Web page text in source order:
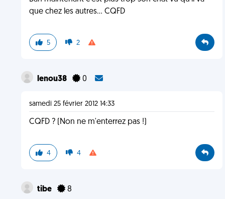
que chez les autres... CQFD
5 2
lenou38 0
samedi 25 février 2012 14:33
CQFD ? (Non ne m'enterrez pas !)
4 4
tibe 8